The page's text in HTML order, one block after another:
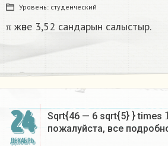
Уровень: студенческий
π және 3,52 сандарын салыстыр.
24
ДЕКАБРЬ
Sqrt{46 — 6 sqrt{5} } times
пожалуйста, все